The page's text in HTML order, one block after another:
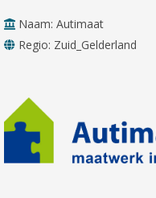
Naam: Autimaat
Regio: Zuid_Gelderland